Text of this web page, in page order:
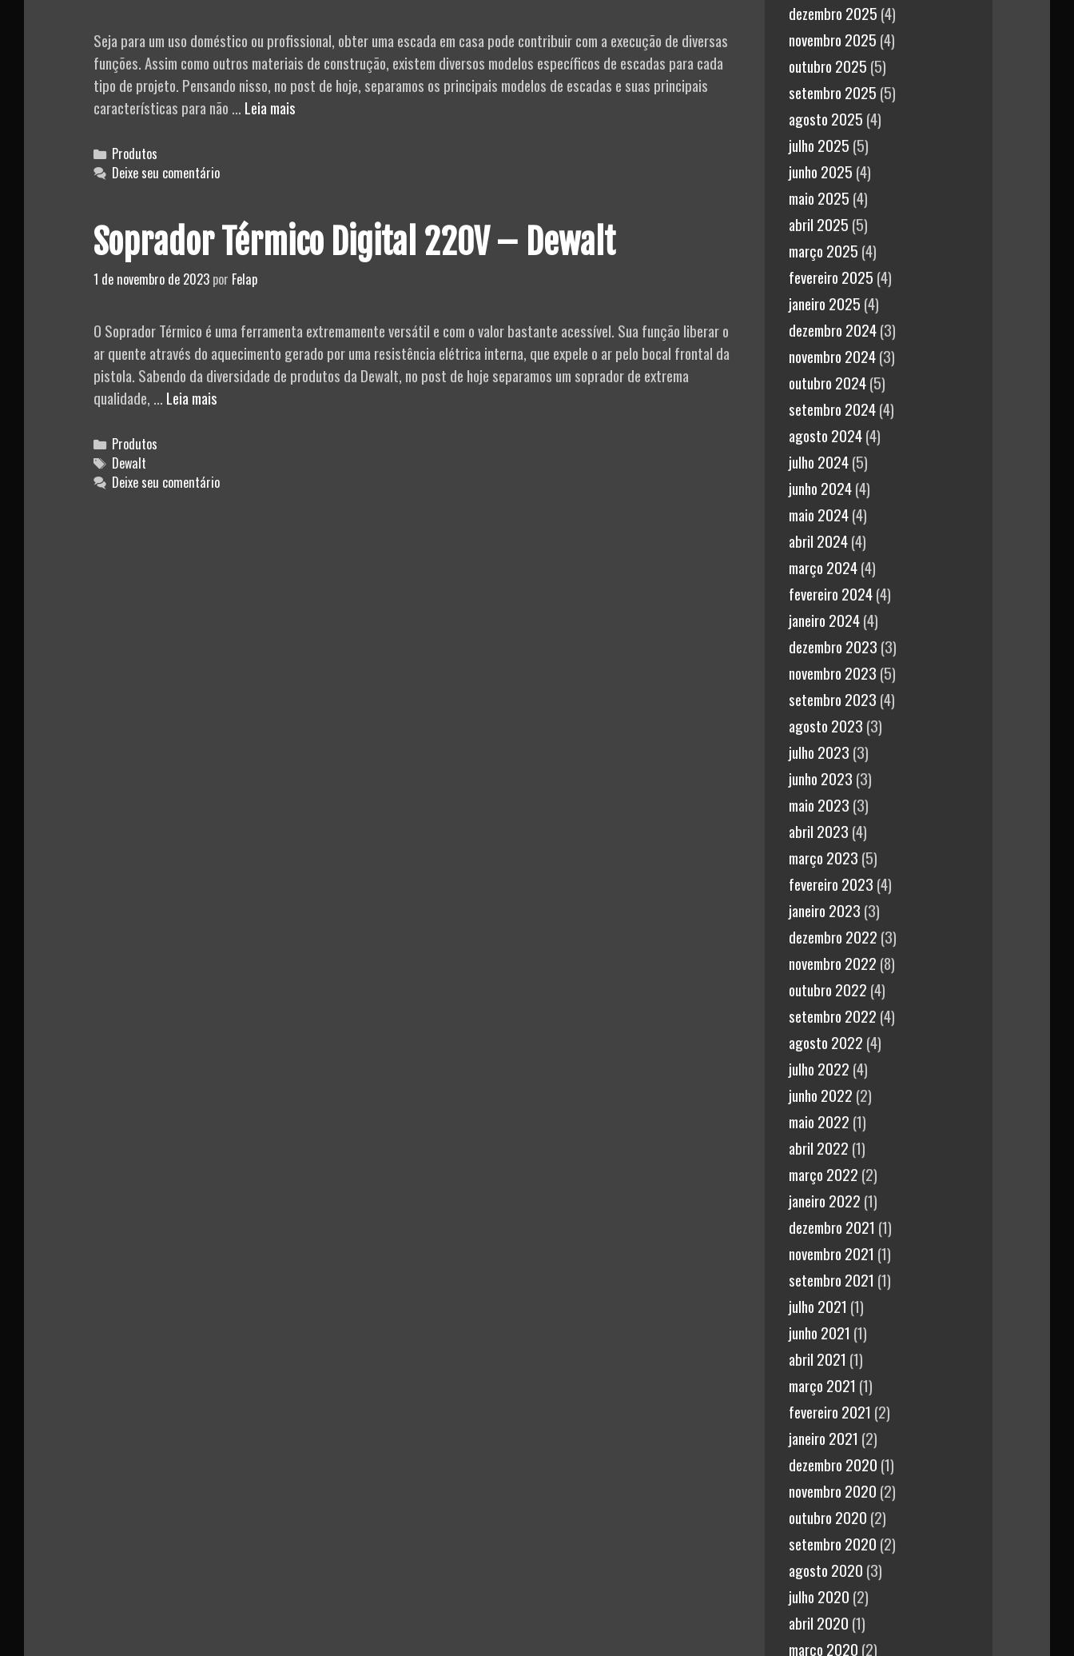
Seja para um uso doméstico ou profissional, obter uma escada em casa pode contribuir com a execução de diversas
funções. Assim como outros materiais de construção, existem diversos modelos específicos de escadas para cada
tipo de projeto. Pensando nisso, no post de hoje, separamos os principais modelos de escadas e suas principais
características para não … Leia mais
Categories
Produtos
Deixe seu comentário
Soprador Térmico Digital 220V – Dewalt
1 de novembro de 2023 por Felap
O Soprador Térmico é uma ferramenta extremamente versátil e com o valor bastante acessível. Sua função liberar o
ar quente através do aquecimento gerado por uma resistência elétrica interna, que expele o ar pelo bocal frontal da
pistola. Sabendo da diversidade de produtos da Dewalt, no post de hoje separamos um soprador de extrema
qualidade, … Leia mais
–
Categories
Produtos
Tags
Dewalt
Deixe seu comentário
dezembro 2025 (4)
novembro 2025 (4)
outubro 2025 (5)
setembro 2025 (5)
agosto 2025 (4)
julho 2025 (5)
junho 2025 (4)
maio 2025 (4)
abril 2025 (5)
março 2025 (4)
fevereiro 2025 (4)
janeiro 2025 (4)
dezembro 2024(3)
novembro 2024(3)
outubro 2024(5)
setembro 2024(4)
agosto 2024(4)
julho 2024(5)
junho 2024(4)
maio 2024(4)
abril 2024(4)
março 2024(4)
fevereiro 2024(4)
janeiro 2024(4)
dezembro 2023 (3)
novembro 2023 (5)
setembro 2023 (4)
agosto 2023 (3)
julho 2023 (3)
junho 2023 (3)
maio 2023 (3)
abril 2023 (4)
março 2023 (5)
fevereiro 2023 (4)
janeiro 2023 (3)
dezembro 2022 (3)
novembro 2022 (8)
outubro 2022 (4)
setembro 2022 (4)
agosto 2022 (4)
julho 2022 (4)
junho 2022 (2)
maio 2022 (1)
abril 2022 (1)
março 2022 (2)
janeiro 2022 (1)
dezembro 2021 (1)
novembro 2021 (1)
setembro 2021 (1)
julho 2021 (1)
junho 2021 (1)
abril 2021 (1)
março 2021 (1)
fevereiro 2021 (2)
janeiro 2021 (2)
dezembro 2020 (1)
novembro 2020 (2)
outubro 2020 (2)
setembro 2020 (2)
agosto 2020 (3)
julho 2020 (2)
abril 2020 (1)
março 2020 (2)